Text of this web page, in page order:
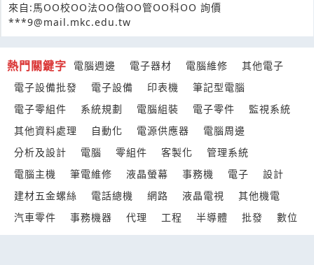
來自:馬OO校OO法OO偕OO管OO科OO 詢價
***9@mail.mkc.edu.tw
熱門關鍵字 電腦週邊 電子器材 電腦維修
其他電子
電子設備批發
電子設備 印表機
筆記型電腦
電子零組件
系統規劃 電腦組裝 電子零件
監視系統
其他資料處理
自動化 電源供應器
電腦周邊
分析及設計
電腦 零組件 客製化
管理系統
電腦主機
筆電維修 液晶螢幕 事務機 電子
設計
建材五金螺絲
電話總機 網路 液晶電視
其他機電
汽車零件
事務機器 代理 工程 半導體 批發 數位